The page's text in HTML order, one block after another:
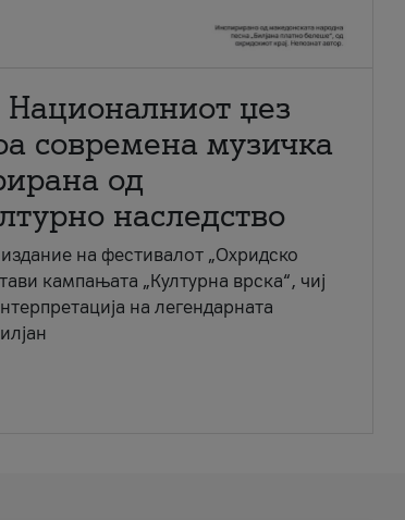
џез
современа музичка
од
наследство
на фестивалот „Охридско
кампањата „Културна врска“, чиј
на легендарната